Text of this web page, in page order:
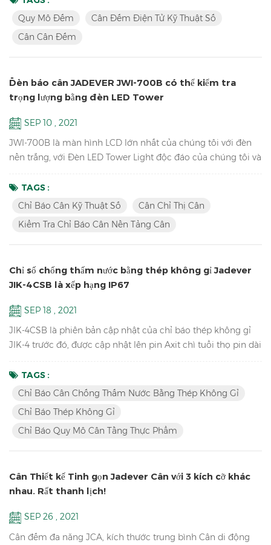
liệu trọng lượng tới PC EXCEL bằng phím U Bluetooth. Đặc
năng ACAI dẫn đến số lượng mảnh chính xác hơn bằng cách
tăng tr...
Quy Mô Đếm
Cân Đếm Điện Tử Kỹ Thuật Số
Cân Cân Đếm
Đèn báo cân JADEVER JWI-700B có thể kiểm tra
trọng lượng bằng đèn LED Tower
SEP 10 , 2021
JWI-700B là màn hình LCD lớn nhất của chúng tôi với đèn
nền trắng, với Đèn LED Tower Light độc đáo của chúng tôi và
HI LO OK để giúp bạn nhanh chóng đóng gói hàng hóa của
mình. Đặc trưng Khoảng không quảng cáo LCD lớn nhất
1/15000 Thiết kế phác thảo hấp dẫn với vỏ ABS bền Màn
hình LCD ...
TAGS :
Chỉ Báo Cân Kỹ Thuật Số
Cân Chỉ Thị Cân
Kiểm Tra Chỉ Báo Cân Nền Tảng Cân
Chỉ số chống thấm nước bằng thép không gỉ Jadever
JIK-4CSB là xếp hạng IP67
SEP 18 , 2021
JIK-4CSB là phiên bản cập nhật của chỉ báo thép không gỉ
JIK-4 trước đó, được cập nhật lên pin Axit chì tuổi thọ pin dài
IP67, cũng có phiên bản đèn LED JIK-4ECSB. Đặc trưng: Độ
phân giải lên đến 1/30000 Chỉ báo cân chống thấm nước
nước với bàn phím cơ học Với chức năng giữ đỉnh & Chức
năng câ...
TAGS :
Chỉ Báo Cân Chống Thấm Nước Bằng Thép Không Gỉ
Chỉ Báo Thép Không Gỉ
Chỉ Báo Quy Mô Cân Tầng Thực Phẩm
Cân Thiết kế Tinh gọn Jadever Cân với 3 kích cỡ khác
nhau. Rất thanh lịch!
SEP 26 , 2021
Cân đếm đa năng JCA, kích thước trung bình Cân di động